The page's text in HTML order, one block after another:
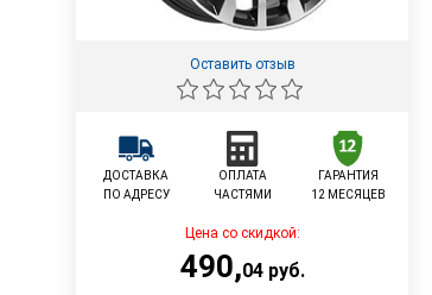
Оставить отзыв
ДОСТАВКА
ПО АДРЕСУ
ОПЛАТА
ЧАСТЯМИ
ГАРАНТИЯ
12 МЕСЯЦЕВ
Цена со скидкой:
490,04руб.